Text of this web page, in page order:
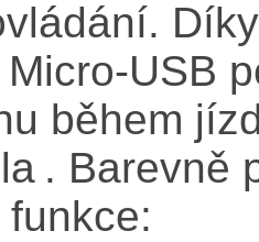
během
. Barevně